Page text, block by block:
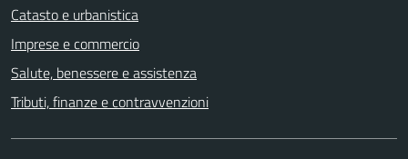
Catasto e urbanistica
Imprese e commercio
Salute, benessere e assistenza
Tributi, finanze e contravvenzioni